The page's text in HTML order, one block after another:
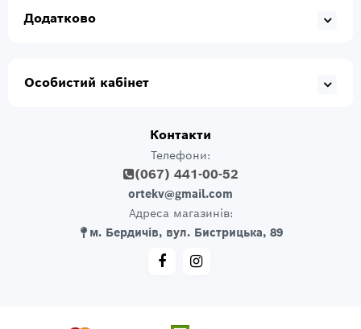
Додатково
Особистий кабінет
Контакти
Телефони:
(067) 441-00-52
ortekv@gmail.com
Адреса магазинів:
м. Бердичів, вул. Бистрицька, 89